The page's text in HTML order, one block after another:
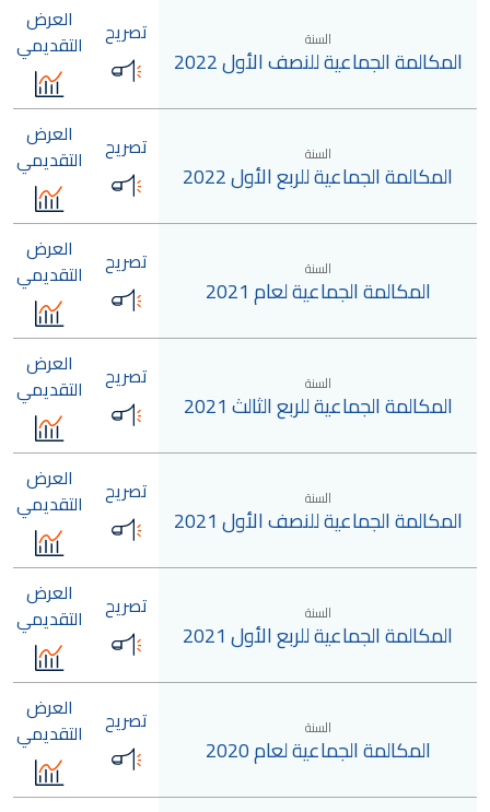
السنة
المكالمة الجماعية للنصف الأول 2022
تصريح
العرض
التقديمي
السنة
المكالمة الجماعية للربع الأول 2022
تصريح
العرض
التقديمي
السنة
المكالمة الجماعية لعام 2021
تصريح
العرض
التقديمي
السنة
المكالمة الجماعية للربع الثالث 2021
تصريح
العرض
التقديمي
السنة
المكالمة الجماعية للنصف الأول 2021
تصريح
العرض
التقديمي
السنة
المكالمة الجماعية للربع الأول 2021
تصريح
العرض
التقديمي
السنة
المكالمة الجماعية لعام 2020
تصريح
العرض
التقديمي